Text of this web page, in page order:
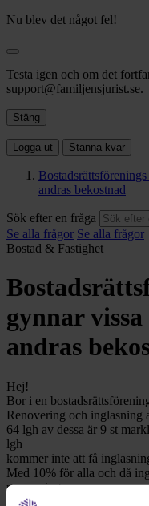
Nu blev det något fel!
Testa igen och om det
support@familjensjurist.se.
Stäng
Logga ut Stanna kvar
andras bekostnad
Sök efter en fråga
Se alla frågor Se alla frågor
Bostad & Fastighet
gynnar
andras
Hej!
Bor i en
Renovering och inglasning
64 lgh av dessa är 9 st
lgh
kommer inte att få
Med 10% för alla och då
renoveringen av
Balkongerna måste